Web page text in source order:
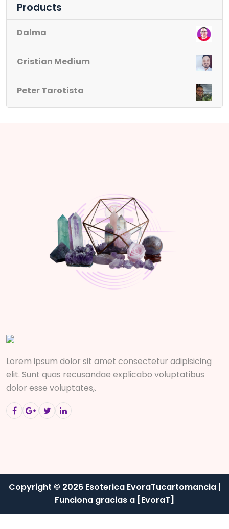
Products
Dalma
Cristian Medium
Peter Tarotista
Lorem ipsum dolor sit amet consectetur adipisicing
elit. Sunt quas recusandae explicabo voluptatibus
dolor esse voluptates,.
Copyright © 2026 Esoterica EvoraTucartomancia |
Funciona gracias a [EvoraT]